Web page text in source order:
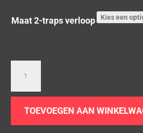
tot
€ 14,85
Maat 2-traps verloop
verloop
aantal
TOEVOEGEN AAN